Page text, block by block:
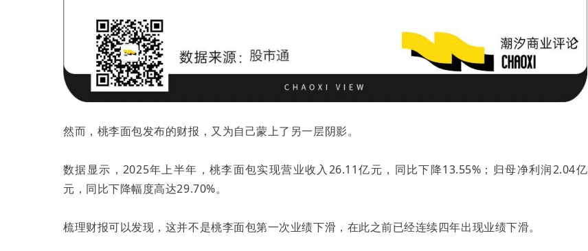
然而，桃李面包发布的财报，又为自己蒙上了另一层阴影。
数据显示，2025年上半年，桃李面包实现营业收入26.11亿元，同比下降13.55%；归母净利润2.04亿
元，同比下降幅度高达29.70%。
梳理财报可以发现，这并不是桃李面包第一次业绩下滑，在此之前已经连续四年出现业绩下滑。